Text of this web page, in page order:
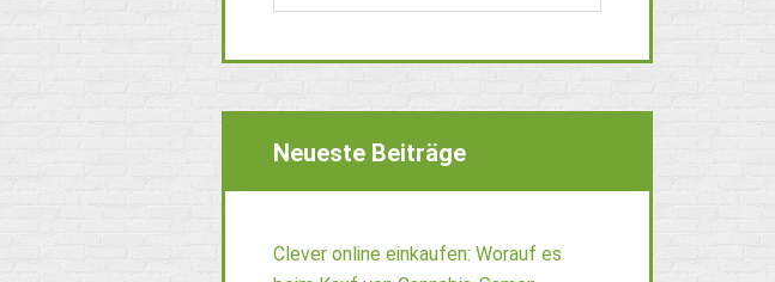
Neueste Beiträge
Clever online einkaufen: Worauf es